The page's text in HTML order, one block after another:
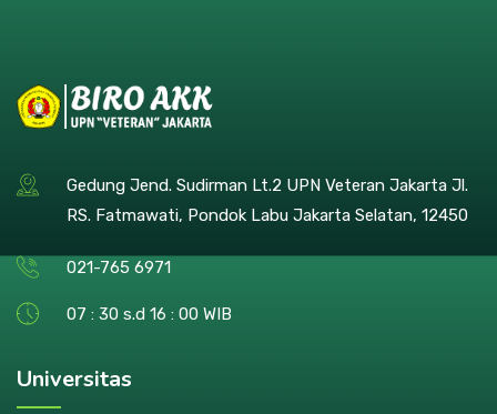
Gedung Jend. Sudirman Lt.2 UPN Veteran Jakarta Jl.
RS. Fatmawati, Pondok Labu Jakarta Selatan, 12450
021-765 6971
07 : 30 s.d 16 : 00 WIB
Universitas